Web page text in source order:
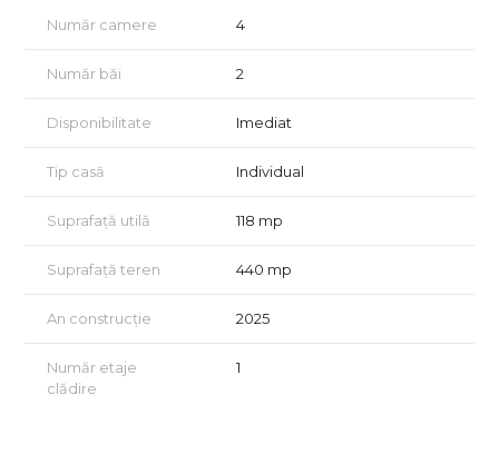
Suprafață utilă: 118 mp
Suprafață teren: 440 mp
Construcție din cărămidă Brikstone GV (25 cm interior &
exterior)
Încălzire în pardoseală la parter și calorifere la etaj
Toate utilitățile disponibile (gaz, apă, curent, canalizare)
Casă intabulată
Număr camere 4
Număr băi 2
Disponibilitate Imediat
Tip casă Individual
Suprafață utilă 118 mp
Suprafață teren 440 mp
An construcție 2025
Număr etaje
clădire
1